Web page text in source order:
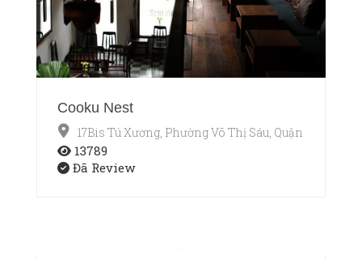
Cooku Nest
17Bis Tú Xương, Phường Võ Thị Sáu, Quận 3, TP.HCM
13789
Đã Review